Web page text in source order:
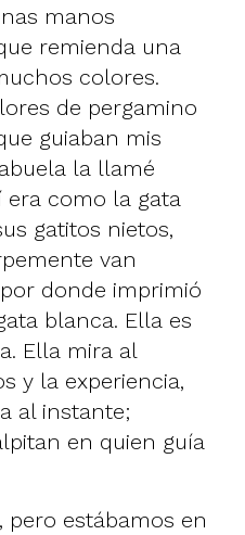
manos
remienda una
colores.
de pergamino
guiaban mis
la llamé
era como la gata
gatitos nietos,
van
donde imprimió
blanca. Ella es
Ella mira al
y la experiencia,
al instante;
en quien guía
pero estábamos en